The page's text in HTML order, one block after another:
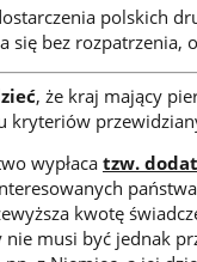
polskich
się bez rozpatrzenia,
, że kraj mający
kryteriów
wypłaca tzw.
kwotę
nie musi być jednak